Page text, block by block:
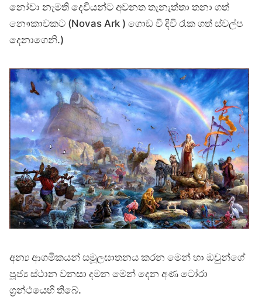
නෝවා නැමති දෙවියන්ට අවනත තැනැත්තා තනා ගත්
නෞකාවකට (Novas Ark ) ගොඩ වී දිවි රැක ගත් ස්වල්ප
දෙනාගෙනි.)
අන්‍ය ආගමිකයන් සමූලඝාතනය කරන මෙන් හා ඔවුන්ගේ
පූජ්‍ය ස්ථාන වනසා දමන මෙන් දෙන අණ ටෝරා
ග්‍රන්ථයෙහි තිබේ.